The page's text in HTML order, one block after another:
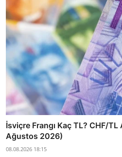
İsviçre Frangı Kaç TL? CHF/
Ağustos 2026)
08.08.2026 18:15